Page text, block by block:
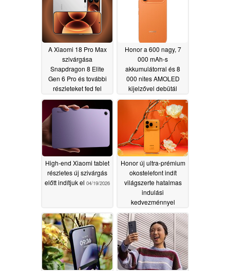
A Xiaomi 18 Pro Max
szivárgása
Snapdragon 8 Elite
Gen 6 Pro és további
részleteket fed fel
04/20/2026
Honor a 600 nagy, 7
000 mAh-s
akkumulátorral és 8
000 nites AMOLED
kijelzővel debütál
04/19/2026
High-end Xiaomi tablet
részletes új szivárgás
előtt indítjuk el 04/19/2026
Honor új ultra-prémium
okostelefont indít
világszerte hatalmas
indulási
kedvezménnyel
04/18/2026